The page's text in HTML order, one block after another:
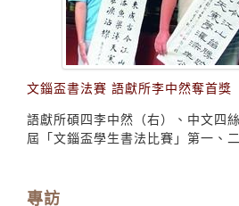
文錙盃書法賽 語獻所李中然奪首獎
語獻所碩四李中然（右）、中文四
屆「文錙盃學生書法比賽」第一、
專訪